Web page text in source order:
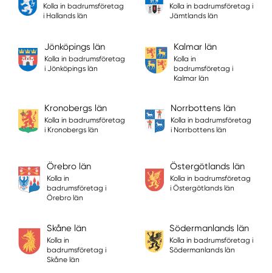
Kolla in badrumsföretag
i Hallands län
Kolla in badrumsföretag i
Jämtlands län
Jönköpings län
Kolla in badrumsföretag
i Jönköpings län
Kalmar län
Kolla in
badrumsföretag i
Kalmar län
Kronobergs län
Kolla in badrumsföretag
i Kronobergs län
Norrbottens län
Kolla in badrumsföretag
i Norrbottens län
Örebro län
Kolla in
badrumsföretag i
Örebro län
Östergötlands län
Kolla in badrumsföretag
i Östergötlands län
Skåne län
Kolla in
badrumsföretag i
Skåne län
Södermanlands län
Kolla in badrumsföretag i
Södermanlands län